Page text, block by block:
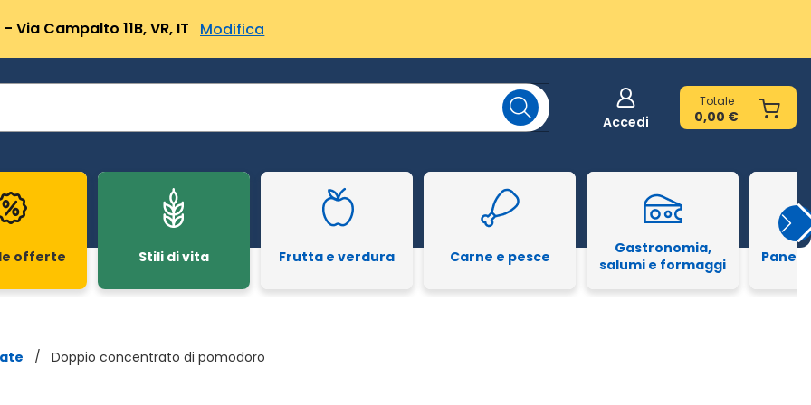
Campalto 11B, VR, IT Modifica
Accedi
Totale
0,00 €
offerte Stili di vita Frutta e verdura Carne e pesce
Gastronomia,
salumi e formaggi
Pane
/ Doppio concentrato di pomodoro